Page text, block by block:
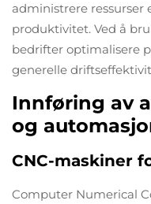
administrere ressurser
produktivitet. Ved å
bedrifter optimalisere
generelle
Innføring av
og
CNC-maskiner
Computer Numerical